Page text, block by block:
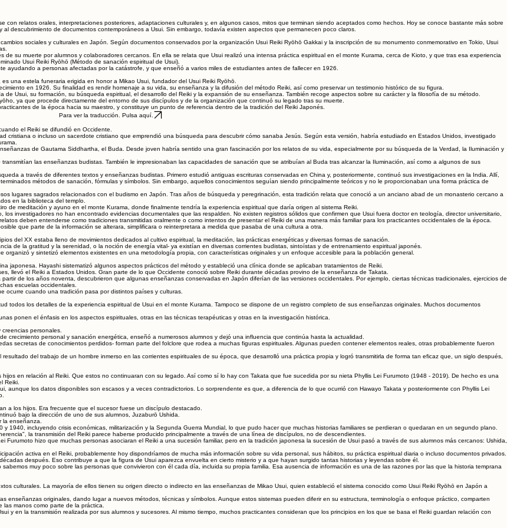
relatos orales, interpretaciones posteriores, adaptaciones culturales y, en algunos casos, mitos que terminan siendo aceptados como hechos. Hoy se conoce bastante más sobre
descubrimiento de documentos contemporáneos a Usui. Sin embargo, todavía existen aspectos que permanecen poco claros.
sociales y culturales en Japón. Según documentos conservados por la organización Usui Reiki Ryōhō Gakkai y la inscripción de su monumento conmemorativo en Tokio, Usui
su muerte por alumnos y colaboradores cercanos. En ella se relata que Usui realizó una intensa práctica espiritual en el monte Kurama, cerca de Kioto, y que tras esa experiencia
Usui Reiki Ryōhō (Método de sanación espiritual de Usui).
a personas afectadas por la catástrofe, y que enseñó a varios miles de estudiantes antes de fallecer en 1926.
una estela funeraria erigida en honor a Mikao Usui, fundador del Usui Reiki Ryōhō.
en 1926. Su finalidad es rendir homenaje a su vida, su enseñanza y la difusión del método Reiki, así como preservar un testimonio histórico de su figura.
Usui, su formación, su búsqueda espiritual, el desarrollo del Reiki y la expansión de su enseñanza. También recoge aspectos sobre su carácter y la filosofía de su método.
ya que procede directamente del entorno de sus discípulos y de la organización que continuó su legado tras su muerte.
de la época hacia su maestro, y constituye un punto de referencia dentro de la tradición del Reiki Japonés.
Para ver la traducción. Pulsa aquí.
el Reiki se difundió en Occidente.
cristiana o incluso un sacerdote cristiano que emprendió una búsqueda para descubrir cómo sanaba Jesús. Según esta versión, habría estudiado en Estados Unidos, investigado
de Gautama Siddhartha, el Buda. Desde joven habría sentido una gran fascinación por los relatos de su vida, especialmente por su búsqueda de la Verdad, la Iluminación y
las enseñanzas budistas. También le impresionaban las capacidades de sanación que se atribuían al Buda tras alcanzar la Iluminación, así como a algunos de sus
a través de diferentes textos y enseñanzas budistas. Primero estudió antiguas escrituras conservadas en China y, posteriormente, continuó sus investigaciones en la India. Allí,
métodos de sanación, fórmulas y símbolos. Sin embargo, aquellos conocimientos seguían siendo principalmente teóricos y no le proporcionaban una forma práctica de
lugares sagrados relacionados con el budismo en Japón. Tras años de búsqueda y peregrinación, esta tradición relata que conoció a un anciano abad de un monasterio cercano a
en la biblioteca del templo.
de meditación y ayuno en el monte Kurama, donde finalmente tendría la experiencia espiritual que daría origen al sistema Reiki.
investigadores no han encontrado evidencias documentales que las respalden. No existen registros sólidos que confirmen que Usui fuera doctor en teología, director universitario,
deben entenderse como tradiciones transmitidas oralmente o como intentos de presentar el Reiki de una manera más familiar para los practicantes occidentales de la época.
que parte de la información se alterara, simplificara o reinterpretara a medida que pasaba de una cultura a otra.
del XX estaba lleno de movimientos dedicados al cultivo espiritual, la meditación, las prácticas energéticas y diversas formas de sanación.
de la gratitud y la serenidad, o la noción de energía vital- ya existían en diversas corrientes budistas, sintoístas y de entrenamiento espiritual japonés.
y sintetizó elementos existentes en una metodología propia, con características originales y un enfoque accesible para la población general.
japonesa. Hayashi sistematizó algunos aspectos prácticos del método y estableció una clínica donde se aplicaban tratamientos de Reiki.
llevó el Reiki a Estados Unidos. Gran parte de lo que Occidente conoció sobre Reiki durante décadas provino de la enseñanza de Takata.
de los años noventa, descubrieron que algunas enseñanzas conservadas en Japón diferían de las versiones occidentales. Por ejemplo, ciertas técnicas tradicionales, ejercicios de
escuelas occidentales.
ocurre cuando una tradición pasa por distintos países y culturas.
todos los detalles de la experiencia espiritual de Usui en el monte Kurama. Tampoco se dispone de un registro completo de sus enseñanzas originales. Muchos documentos
ponen el énfasis en los aspectos espirituales, otras en las técnicas terapéuticas y otras en la investigación histórica.
personales.
crecimiento personal y sanación energética, enseñó a numerosos alumnos y dejó una influencia que continúa hasta la actualidad.
secretas de conocimientos perdidos- forman parte del folclore que rodea a muchas figuras espirituales. Algunas pueden contener elementos reales, otras probablemente fueron
del trabajo de un hombre inmerso en las corrientes espirituales de su época, que desarrolló una práctica propia y logró transmitirla de forma tan eficaz que, un siglo después,
en relación al Reiki. Que estos no continuaran con su legado. Así como sí lo hay con Takata que fue sucedida por su nieta Phyllis Lei Furumoto (1948 - 2019). De hecho es una
Reiki.
aunque los datos disponibles son escasos y a veces contradictorios. Lo sorprendente es que, a diferencia de lo que ocurrió con Hawayo Takata y posteriormente con Phyllis Lei
a los hijos. Era frecuente que el sucesor fuese un discípulo destacado.
bajo la dirección de uno de sus alumnos, Juzaburō Ushida.
enseñanza.
1940, incluyendo crisis económicas, militarización y la Segunda Guerra Mundial, lo que pudo hacer que muchas historias familiares se perdieran o quedaran en un segundo plano.
la transmisión del Reiki parece haberse producido principalmente a través de una línea de discípulos, no de descendientes.
hizo que muchas personas asociaran el Reiki a una sucesión familiar, pero en la tradición japonesa la sucesión de Usui pasó a través de sus alumnos más cercanos: Ushida,
activa en el Reiki, probablemente hoy dispondríamos de mucha más información sobre su vida personal, sus hábitos, su práctica espiritual diaria o incluso documentos privados.
después. Eso contribuye a que la figura de Usui aparezca envuelta en cierto misterio y a que hayan surgido tantas historias y leyendas sobre él.
muy poco sobre las personas que convivieron con él cada día, incluida su propia familia. Esa ausencia de información es una de las razones por las que la historia temprana
culturales. La mayoría de ellos tienen su origen directo o indirecto en las enseñanzas de Mikao Usui, quien estableció el sistema conocido como Usui Reiki Ryōhō en Japón a
originales, dando lugar a nuevos métodos, técnicas y símbolos. Aunque estos sistemas pueden diferir en su estructura, terminología o enfoque práctico, comparten
manos como parte de la práctica.
y en la transmisión realizada por sus alumnos y sucesores. Al mismo tiempo, muchos practicantes consideran que los principios en los que se basa el Reiki guardan relación con